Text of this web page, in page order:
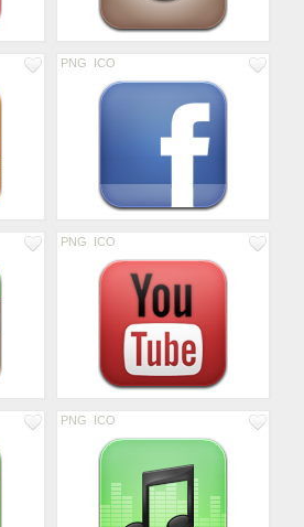
PNG ICO
PNG ICO
PNG ICO